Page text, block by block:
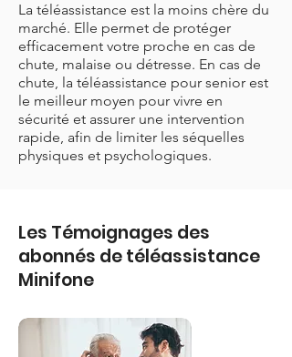
La téléassistance est la moins chère du
marché. Elle permet de protéger
efficacement votre proche en cas de
chute, malaise ou détresse. En cas de
chute, la téléassistance pour senior est
le meilleur moyen pour vivre en
sécurité et assurer une intervention
rapide, afin de limiter les séquelles
physiques et psychologiques.
Les Témoignages des
abonnés de téléassistance
Minifone